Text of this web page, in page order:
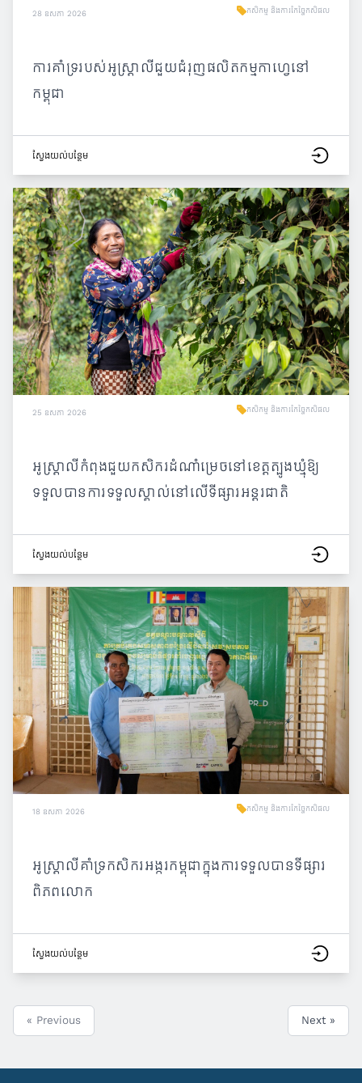
28 ឧសភា 2026 កសិកម្ម និងការកែច្នៃកសិផល
ការគាំទ្ររបស់អូស្ត្រាលីជួយជំរុញផលិតកម្មកាហ្វេនៅ
កម្ពុជា
ស្វែង​យល់​បន្ថែម
25 ឧសភា 2026 កសិកម្ម និងការកែច្នៃកសិផល
អូស្ត្រាលីកំពុងជួយកសិករដំណាំម្រេចនៅខេត្តត្បូងឃ្មុំឱ្យ
ទទួលបានការទទួលស្គាល់នៅលើទីផ្សារអន្តរជាតិ
ស្វែង​យល់​បន្ថែម
18 ឧសភា 2026 កសិកម្ម និងការកែច្នៃកសិផល
អូស្ត្រាលីគាំទ្រកសិករអង្ករកម្ពុជាក្នុងការទទួលបានទីផ្សារ
ពិភពលោក
ស្វែង​យល់​បន្ថែម
« Previous Next »